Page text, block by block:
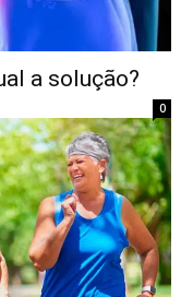
a solução?
0